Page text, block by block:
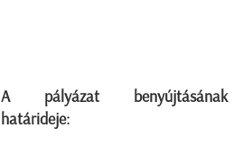
A pályázat benyújtásának
határideje: